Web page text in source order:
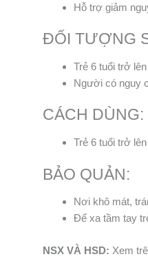
Hỗ trợ giảm
ĐỐI TƯỢNG
Trẻ 6 tuổi trở
Người có nguy
CÁCH DÙNG:
Trẻ 6 tuổi trở
BẢO QUẢN:
Nơi khô mát,
Để xa tầm tay
NSX VÀ HSD: Xem